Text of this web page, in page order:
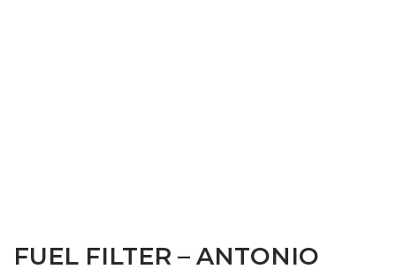
FUEL FILTER – ANTONIO